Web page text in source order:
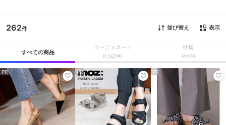
262 並び替え 表示
すべての商品
コーディネート
(1,507件)
特集
(44件)
PR PR PR